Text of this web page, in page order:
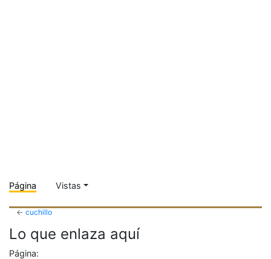
Página Vistas
←cuchillo
Lo que enlaza aquí
Página: